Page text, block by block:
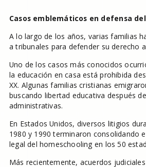
Casos emblemáticos en defensa
A lo largo de los años, varias familias
a tribunales para defender su derecho
Uno de los casos más conocidos
la educación en casa está prohibida
XX. Algunas familias cristianas
buscando libertad educativa después
administrativas.
En Estados Unidos, diversos litigios
1980 y 1990 terminaron consolidando
legal del homeschooling en los 50
Más recientemente, acuerdos